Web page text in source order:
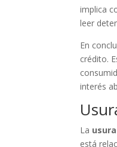
implica
leer
En
crédito.
interés
La usura
está